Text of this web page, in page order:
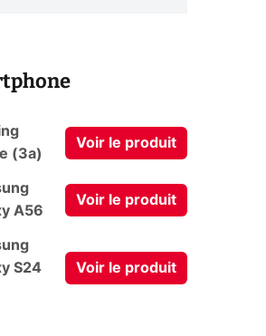
(3a)
Voir le produit
A56
Voir le produit
S24
Voir le produit